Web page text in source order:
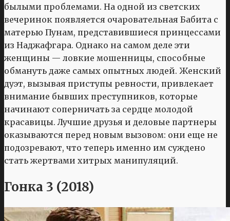
былыми проблемами. На одной из светских
вечеринок появляется очаровательная Бабита с
матерью Пунам, представившиеся принцессами
из Наджафгара. Однако на самом деле эти
женщины — ловкие мошенницы, способные
обмануть даже самых опытных людей. Женский
дуэт, вызывая приступы ревности, привлекает
внимание бывших преступников, которые
начинают соперничать за сердце молодой
красавицы. Лучшие друзья и деловые партнеры
оказываются перед новым вызовом: они еще не
подозревают, что теперь именно им суждено
стать жертвами хитрых манипуляций.
Гонка 3 (2018)